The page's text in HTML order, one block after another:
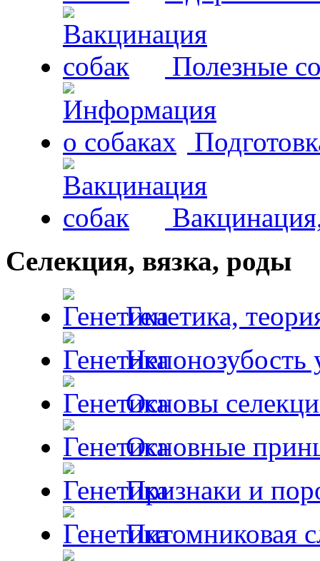
Полезные
Селекция, вязка, роды
Генетика,
Непонозубость
Основы
Основные
Признаки и
Питомниковая